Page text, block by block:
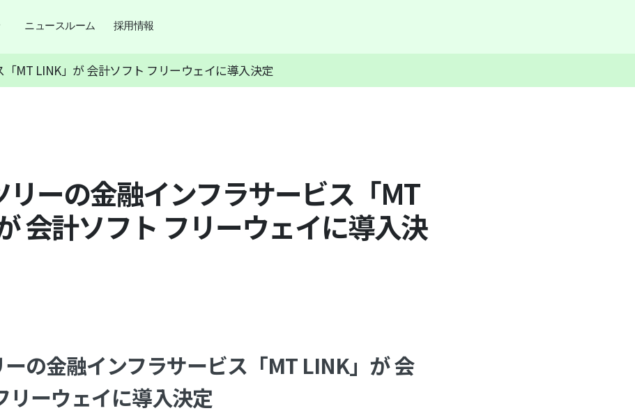
ニュースルーム 採用情報
MT LINK」が 会計ソフト フリーウェイに導入決定
リーの金融インフラサービス「MT
会計ソフト フリーウェイに導入決
の金融インフラサービス「MT LINK」が 会
リーウェイに導入決定